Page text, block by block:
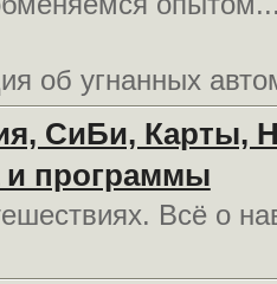
об угнанных
СиБи, Карты,
и программы
Всё о